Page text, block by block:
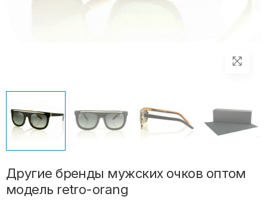
Другие бренды мужских очков оптом
модель retro-orang